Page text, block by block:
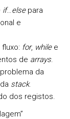
if…else para
e
for, while e
de arrays.
da
stack.
dos registos.